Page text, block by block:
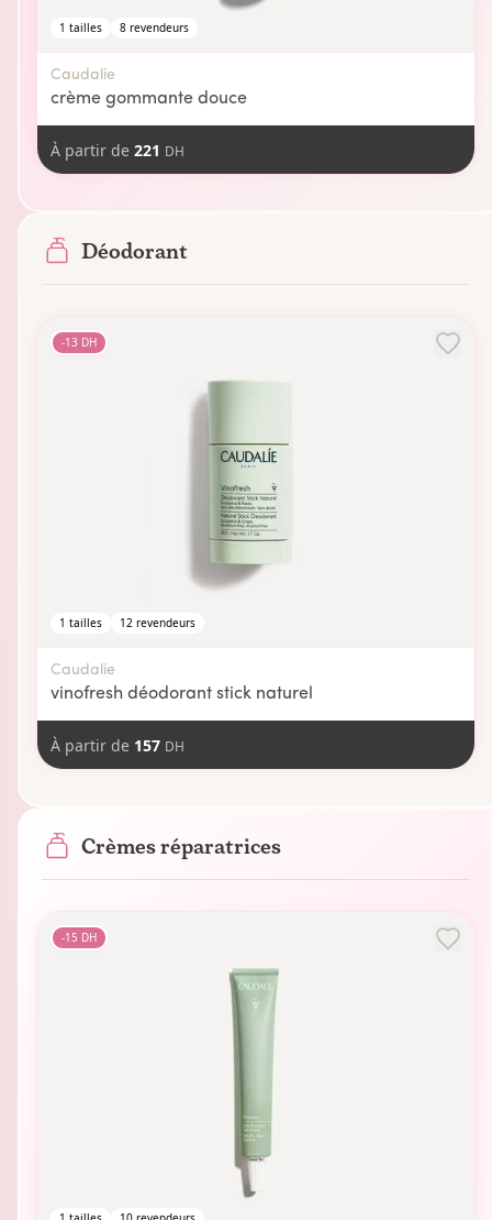
1 tailles 8revendeurs
Caudalie
crème gommante douce
À partir de 221 DH
Déodorant
-13 DH
1 tailles 12revendeurs
Caudalie
vinofresh déodorant stick naturel
À partir de 157 DH
Crèmes réparatrices
-15 DH